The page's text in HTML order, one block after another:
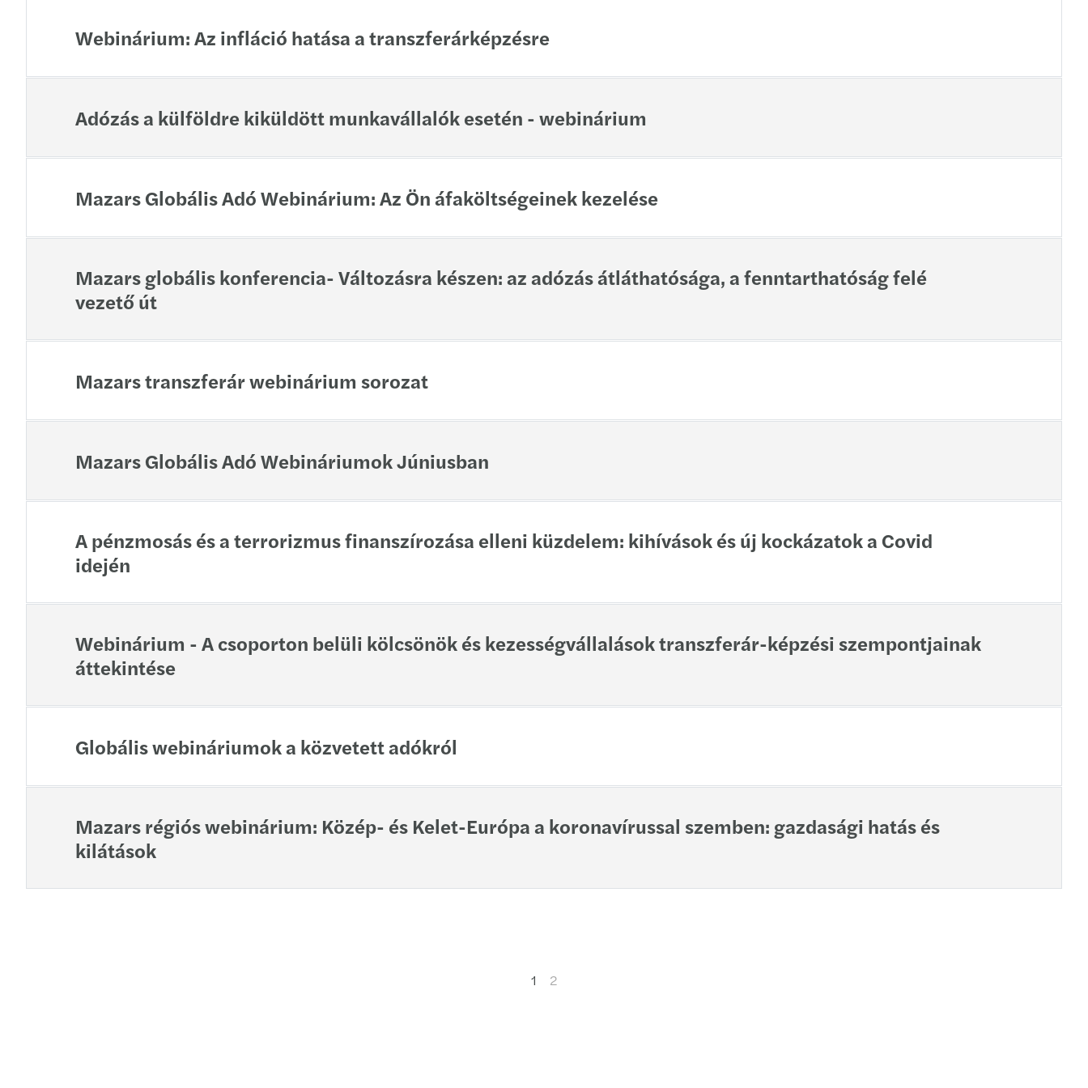
Webinárium: Az infláció hatása a transzferárképzésre
Adózás a külföldre kiküldött munkavállalók esetén - webinárium
Mazars Globális Adó Webinárium: Az Ön áfaköltségeinek kezelése
Mazars globális konferencia- Változásra készen: az adózás átláthatósága, a fenntarthatóság felé
vezető út
Mazars transzferár webinárium sorozat
Mazars Globális Adó Webináriumok Júniusban
A pénzmosás és a terrorizmus finanszírozása elleni küzdelem: kihívások és új kockázatok a Covid
idején
Webinárium - A csoporton belüli kölcsönök és kezességvállalások transzferár-képzési szempontjainak
áttekintése
Globális webináriumok a közvetett adókról
Mazars régiós webinárium: Közép- és Kelet-Európa a koronavírussal szemben: gazdasági hatás és
kilátások
1 2